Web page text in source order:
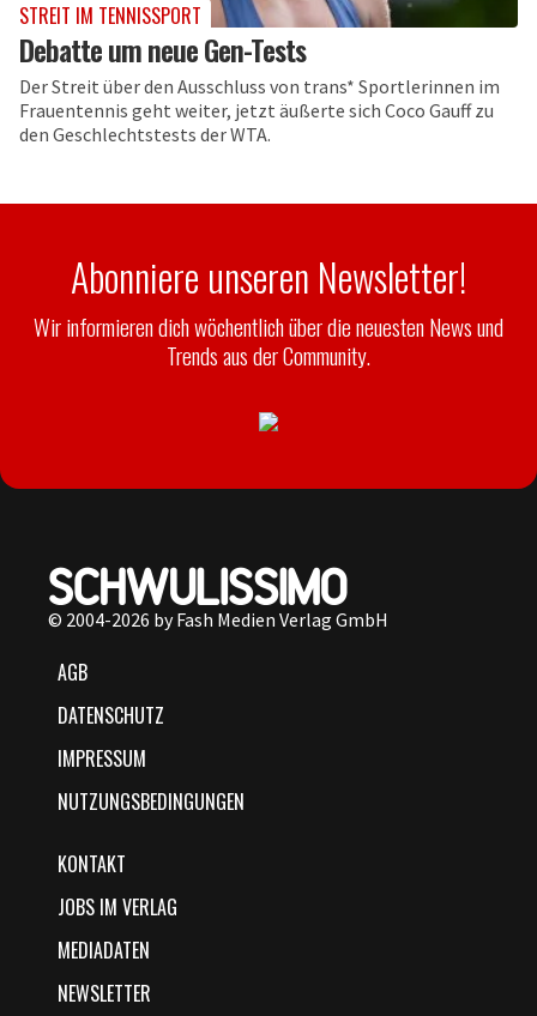
STREIT IM TENNISSPORT
Debatte um neue Gen-Tests
Der Streit über den Ausschluss von trans* Sportlerinnen im
Frauentennis geht weiter, jetzt äußerte sich Coco Gauff zu
den Geschlechtstests der WTA.
Abonniere unseren Newsletter!
Wir informieren dich wöchentlich über die neuesten News und
Trends aus der Community.
© 2004-2026 by Fash Medien Verlag GmbH
AGB
DATENSCHUTZ
IMPRESSUM
NUTZUNGSBEDINGUNGEN
KONTAKT
JOBS IM VERLAG
MEDIADATEN
NEWSLETTER